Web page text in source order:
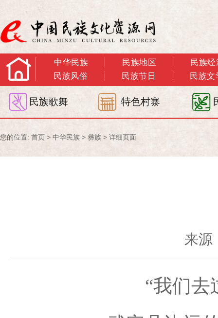
中华民族 民族地区
民族经
民族风俗
民族节日 民族文
民族歌舞 特色村寨
您的位置: 首页 > 中华民族 > 彝族 > 详细页面
来源
“我们去过